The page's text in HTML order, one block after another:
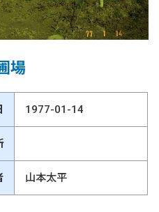
場
1977-01-14
山本太平